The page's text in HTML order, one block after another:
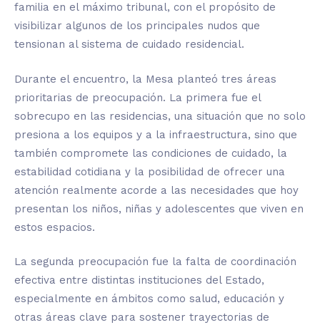
familia en el máximo tribunal, con el propósito de
visibilizar algunos de los principales nudos que
tensionan al sistema de cuidado residencial.
Durante el encuentro, la Mesa planteó tres áreas
prioritarias de preocupación. La primera fue el
sobrecupo en las residencias, una situación que no solo
presiona a los equipos y a la infraestructura, sino que
también compromete las condiciones de cuidado, la
estabilidad cotidiana y la posibilidad de ofrecer una
atención realmente acorde a las necesidades que hoy
presentan los niños, niñas y adolescentes que viven en
estos espacios.
La segunda preocupación fue la falta de coordinación
efectiva entre distintas instituciones del Estado,
especialmente en ámbitos como salud, educación y
otras áreas clave para sostener trayectorias de